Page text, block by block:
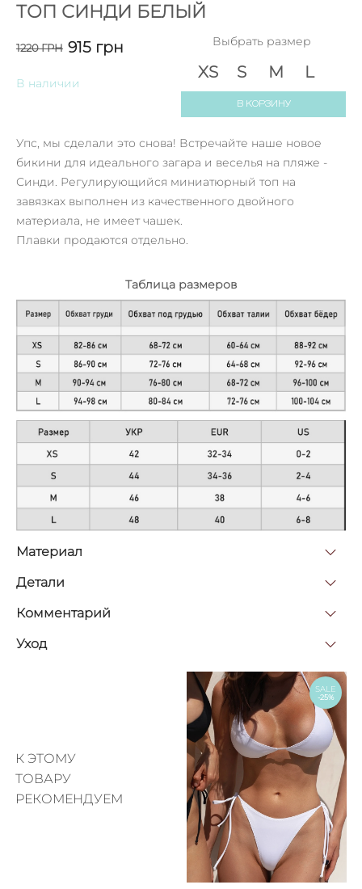
ТОП СИНДИ БЕЛЫЙ
1220ГРН 915 грн
В наличии
Выбрать размер
XS S M L
В КОРЗИНУ
Упс, мы сделали это снова! Встречайте наше новое
бикини для идеального загара и веселья на пляже -
Синди. Регулирующийся миниатюрный топ на
завязках выполнен из качественного двойного
материала, не имеет чашек.
Плавки продаются отдельно.
Таблица размеров
Материал
Детали
Комментарий
Уход
К ЭТОМУ
ТОВАРУ
РЕКОМЕНДУЕМ
SALE
-25%